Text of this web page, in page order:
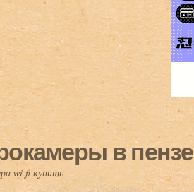
в пензе
wi fi купить